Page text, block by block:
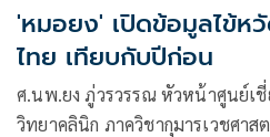
'หมอยง' เปิดข้อมูลไข้หวั
ไทย เทียบกับปีก่อน
ศ.นพ.ยง ภู่วรวรรณ หัวหน้าศูนย์เ
วิทยาคลินิก ภาควิชากุมารเวชศา